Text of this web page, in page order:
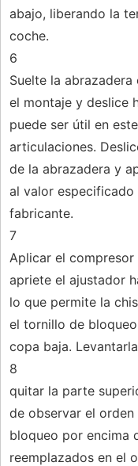
abajo, liberando la
coche.
6
Suelte la
el montaje y deslice
puede ser útil en
articulaciones.
de la abrazadera y
al valor
fabricante.
7
Aplicar el
apriete el ajustador
lo que permite la
el tornillo de
copa baja.
8
quitar la parte
de observar el
bloqueo por encima
reemplazados en el